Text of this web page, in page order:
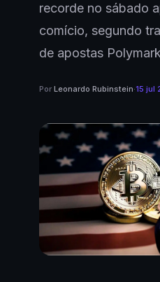
recorde no sábado
comício, segundo
de apostas
Por Leonardo Rubinstein·15 jul